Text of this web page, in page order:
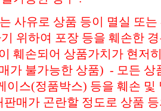
사유로 상품 등이 멸실 또
위하여 포장 등을 훼손한
훼손되어 상품가치가 현저
가 불가능한 상품) - 모든 상
이스(정품박스) 등을 훼손
판매가 곤란할 정도로 상품